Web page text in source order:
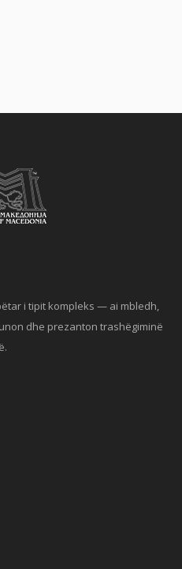
i tipit kompleks — ai mbledh,
dhe prezanton trashëgiminë